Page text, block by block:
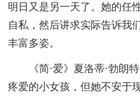
明日又是另一天了。她的任
自私，然后讲求实际告诉我
丰富多姿。
《简·爱》夏洛蒂·勃朗特
疼爱的小女孩，但她不安于